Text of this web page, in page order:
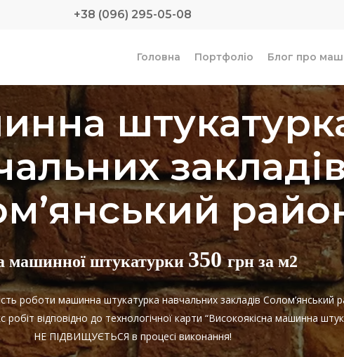
+38 (096) 295-05-08
Головна Портфоліо Блог про
машинної штукатурки350грн за м2
роботи машинна штукатурка навчальних закладів Солом’янський
відповідно до технологічної карти “Високоякісна машинна
НЕ ПІДВИЩУЄТЬСЯ в процесі виконання!